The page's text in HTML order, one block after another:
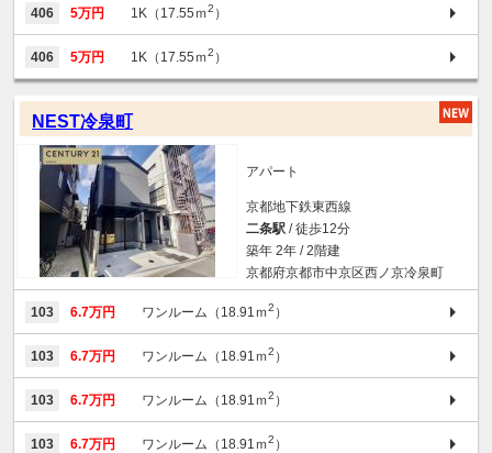
406 5万円 1K（17.55ｍ2 ）
406 5万円 1K（17.55ｍ2 ）
NEST冷泉町
アパート
京都地下鉄東西線
二条駅 / 徒歩12分
築年 2年 / 2階建
京都府京都市中京区西ノ京冷泉町
103 6.7万円 ワンルーム（18.91ｍ2 ）
103 6.7万円 ワンルーム（18.91ｍ2 ）
103 6.7万円 ワンルーム（18.91ｍ2 ）
103 6.7万円 ワンルーム（18.91ｍ2 ）